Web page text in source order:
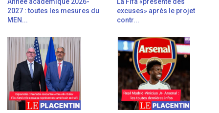
Année académique 2026-
2027 : toutes les mesures du
MEN...
La Fifa «présente des
excuses» après le projet
contr...